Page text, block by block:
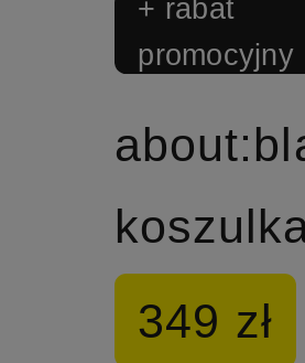
+ rabat
promocyjny
349 zł